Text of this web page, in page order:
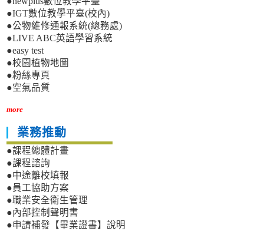
●IGT數位教學平臺(校內)
●公物維修通報系統(總務處)
●LIVE ABC英語學習系統
●easy test
●校園植物地圖
●粉絲專頁
●空氣品質
more
業務推動
●課程總體計畫
●課程諮詢
●中途離校填報
●員工協助方案
●職業安全衛生管理
●內部控制聲明書
●申請補發【畢業證書】說明